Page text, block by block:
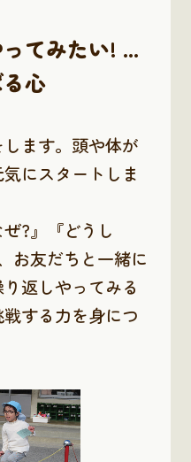
てみたい! ...
心
ます。頭や体が
にスタートしま
?』『どうし
お友だちと一緒に
返しやってみる
する力を身につ